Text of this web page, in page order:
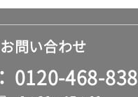
お問い合わせ
0120-468-838